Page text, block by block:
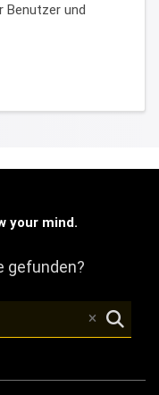
Benutzer und
your mind.
gefunden?